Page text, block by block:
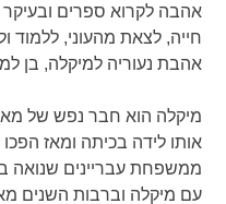
אהבה לקרוא ספרים
חייה, לצאת מהעוני, ללמוד
אהבת נעוריה למיקלה, בן
מיקלה הוא חבר נפש של
אותו לידה בכיתה ומאז
ממשפחת עבריינים שנואה
עם מיקלה וברבות השנים